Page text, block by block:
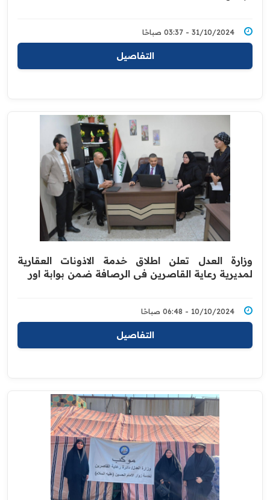
31/10/2024 - 03:37 صباحًا
التفاصيل
وزارة العدل تعلن اطلاق خدمة الاذونات العقارية
لمديرية رعاية القاصرين في الرصافة ضمن بوابة اور
10/10/2024 - 06:48 صباحًا
التفاصيل